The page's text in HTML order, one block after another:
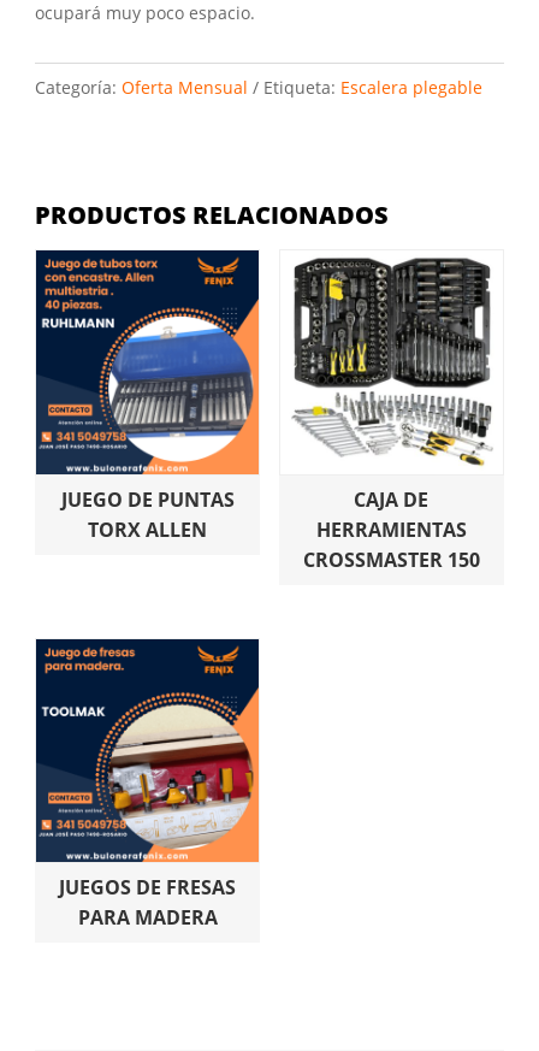
ocupará muy poco espacio.
Categoría:Oferta Mensual Etiqueta: Escalera plegable
PRODUCTOS RELACIONADOS
JUEGO DE PUNTAS
TORX ALLEN
CAJA DE
HERRAMIENTAS
CROSSMASTER 150
JUEGOS DE FRESAS
PARA MADERA